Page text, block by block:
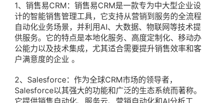
1、销售易CRM：销售易CRM是一款专为中大型企业设
计的智能销售管理工具，它支持从营销到服务的全流程
自动化业务场景，并利用AI、大数据、物联网等技术提
供服务。它的特点是本地化服务、高度定制化、移动办
公能力以及技术集成，尤其适合需要提升销售效率和客
户满意度的企业 。
2、Salesforce：作为全球CRM市场的领导者，
Salesforce以其强大的功能和广泛的生态系统而著称。
它提供销售自动化、服务云、营销自动化和AI分析工